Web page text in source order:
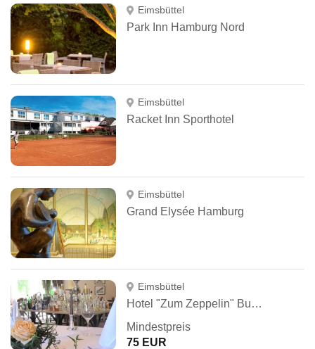
Eimsbüttel
Park Inn Hamburg Nord
Eimsbüttel
Racket Inn Sporthotel
Eimsbüttel
Grand Elysée Hamburg
Eimsbüttel
Hotel "Zum Zeppelin" Business & More
Mindestpreis
75 EUR